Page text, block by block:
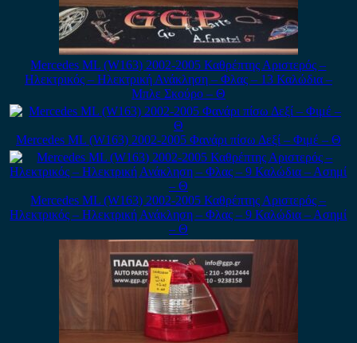
Mercedes ML (W163) 2002-2005 Καθρέπτης Αριστερός –
Ηλεκτρικός – Ηλεκτρική Ανάκληση – Φλας – 13 Καλώδια –
Μπλε Σκούρο – Θ
Mercedes ML (W163) 2002-2005 Φανάρι πίσω Δεξί – Φιμέ – Θ
Mercedes ML (W163) 2002-2005 Καθρέπτης Αριστερός –
Ηλεκτρικός – Ηλεκτρική Ανάκληση – Φλας – 9 Καλώδια – Ασημί
– Θ